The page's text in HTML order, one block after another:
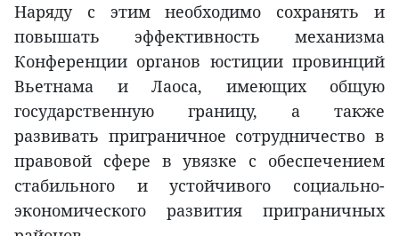
Наряду с этим необходимо сохранять и
повышать эффективность механизма
Конференции органов юстиции провинций
Вьетнама и Лаоса, имеющих общую
государственную границу, а также
развивать приграничное сотрудничество в
правовой сфере в увязке с обеспечением
стабильного и устойчивого социально-
экономического развития приграничных